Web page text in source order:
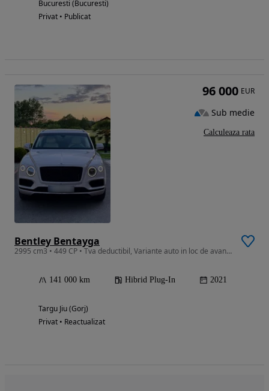
Bucuresti (Bucuresti)
Privat • Publicat
Bentley Bentayga
2995 cm3 • 449 CP • Tva deductibil, Variante auto in loc de avans…
141 000 km Hibrid Plug-In 2021
Targu Jiu (Gorj)
Privat • Reactualizat
96 000 EUR
Sub medie
Calculeaza rata